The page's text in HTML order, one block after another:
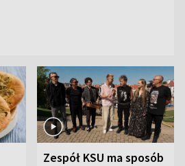
Zespół KSU ma sposób